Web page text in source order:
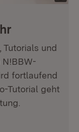
Tutorials und
fortlaufend
Tutorial geht